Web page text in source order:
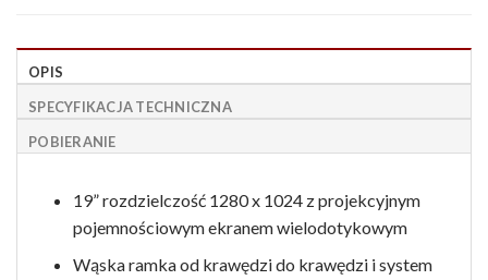
OPIS
SPECYFIKACJA TECHNICZNA
POBIERANIE
19” rozdzielczość 1280 x 1024 z projekcyjnym
pojemnościowym ekranem wielodotykowym
Wąska ramka od krawędzi do krawędzi i system